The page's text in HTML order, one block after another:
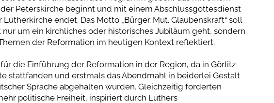
Peterskirche beginnt und mit einem Abschlussgottesdienst
endet. Das Motto „Bürger. Mut. Glaubenskraft“ soll
nur um ein kirchliches oder historisches Jubiläum geht, sondern
der Reformation im heutigen Kontext reflektiert.
die Einführung der Reformation in der Region, da in Görlitz
stattfanden und erstmals das Abendmahl in beiderlei Gestalt
Sprache abgehalten wurden. Gleichzeitig forderten
politische Freiheit, inspiriert durch Luthers